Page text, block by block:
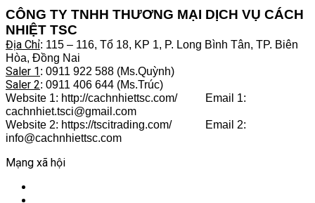
CÔNG TY TNHH THƯƠNG MẠI DỊCH VỤ CÁCH
NHIỆT TSC
Địa Chỉ: 115 – 116, Tổ 18, KP 1, P. Long Bình Tân, TP. Biên
Hòa, Đồng Nai
Saler 1: 0911 922 588 (Ms.Quỳnh)
Saler 2: 0911 406 644 (Ms.Trúc)
Website 1: http://cachnhiettsc.com/ Email 1:
cachnhiet.tsci@gmail.com
Website 2: https://tscitrading.com/ Email 2:
info@cachnhiettsc.com
Mạng xã hội